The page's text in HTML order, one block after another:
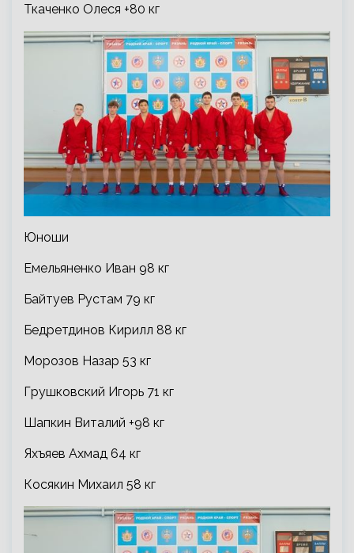
Ткаченко Олеся +80 кг
Юноши
Емельяненко Иван 98 кг
Байтуев Рустам 79 кг
Бедретдинов Кирилл 88 кг
Морозов Назар 53 кг
Грушковский Игорь 71 кг
Шапкин Виталий +98 кг
Яхъяев Ахмад 64 кг
Косякин Михаил 58 кг